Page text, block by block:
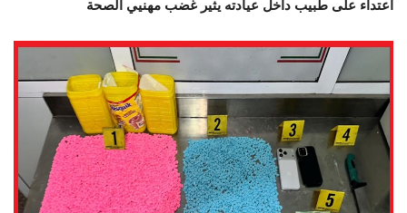
اعتداء على طبيب داخل عيادته يثير غضب مهنيي الصحة